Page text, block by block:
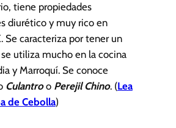
tiene propiedades
diurético y muy rico en
Se caracteriza por tener un
utiliza mucho en la cocina
y Marroquí. Se conoce
Culantroo Perejil Chino. (Lea
de Cebolla)